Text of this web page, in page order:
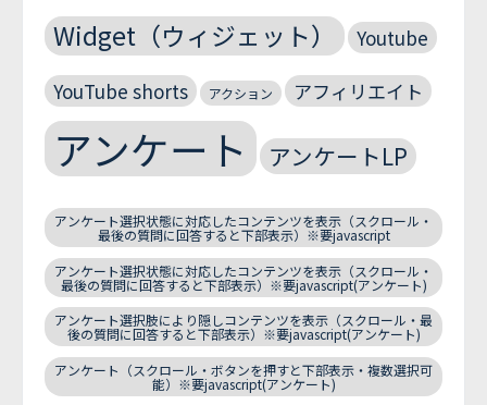
Widget（ウィジェット）
Youtube
YouTube shorts
アクション アフィリエイト
アンケート アンケートLP
アンケート選択状態に対応したコンテンツを表示（スクロール・
最後の質問に回答すると下部表示）※要javascript
アンケート選択状態に対応したコンテンツを表示（スクロール・
最後の質問に回答すると下部表示）※要javascript(アンケート)
アンケート選択肢により隠しコンテンツを表示（スクロール・最
後の質問に回答すると下部表示）※要javascript(アンケート)
アンケート（スクロール・ボタンを押すと下部表示・複数選択可
能）※要javascript(アンケート)